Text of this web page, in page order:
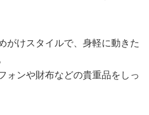
がけスタイルで、身軽に動きた
ォンや財布などの貴重品をしっ